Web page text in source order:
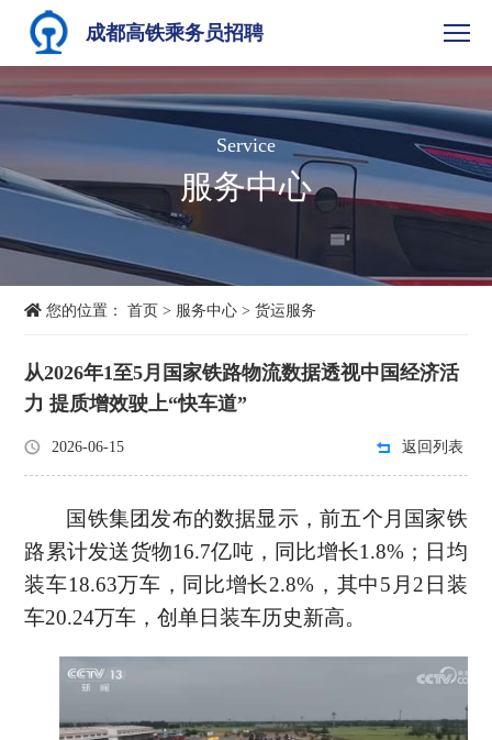
成都高铁乘务员招聘
Service
服务中心
您的位置：首页 > 服务中心 >货运服务
从2026年1至5月国家铁路物流数据透视中国经济活
力 提质增效驶上“快车道”
2026-06-15 返回列表
国铁集团发布的数据显示，前五个月国家铁
路累计发送货物16.7亿吨，同比增长1.8%；日均
装车18.63万车，同比增长2.8%，其中5月2日装
车20.24万车，创单日装车历史新高。